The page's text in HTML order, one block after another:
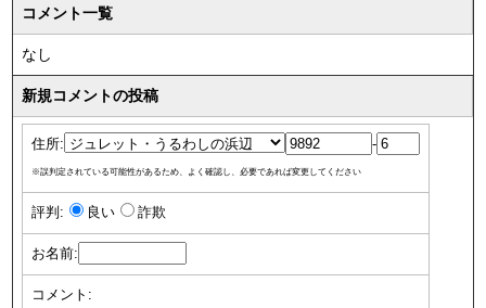
コメント一覧
なし
新規コメントの投稿
住所: -
※誤判定されている可能性があるため、よく確認し、必要であれば変更してください
評判: 良い 詐欺
お名前:
コメント: